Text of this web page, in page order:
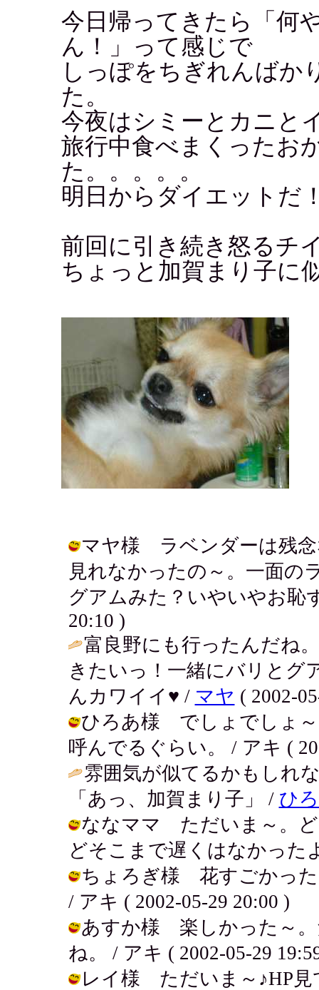
今日帰ってきたら「何
ん！」って感じで
しっぽをちぎれんばか
た。
今夜はシミーとカニと
旅行中食べまくったお
た。。。。。
明日からダイエットだ
前回に引き続き怒るチ
ちょっと加賀まり子に
マヤ様 ラベンダーは残念
見れなかったの～。一面の
グアムみた？いやいやお恥
20:10 )
富良野にも行ったんだね
きたいっ！一緒にバリとグ
んカワイイ♥ / マヤ ( 2002-
ひろあ様 でしょでしょ～
呼んでるぐらい。 / アキ (
雰囲気が似てるかもしれ
「あっ、加賀まり子」 / ひ
ななママ ただいま～。
どそこまで遅くはなかった
ちょろぎ様 花すごかった
/ アキ ( 2002-05-29 20:00 )
あすか様 楽しかった～。
ね。 / アキ ( 2002-05-29
レイ様 ただいま～♪HP見